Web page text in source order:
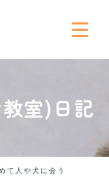
室)日記
て人や犬に会う